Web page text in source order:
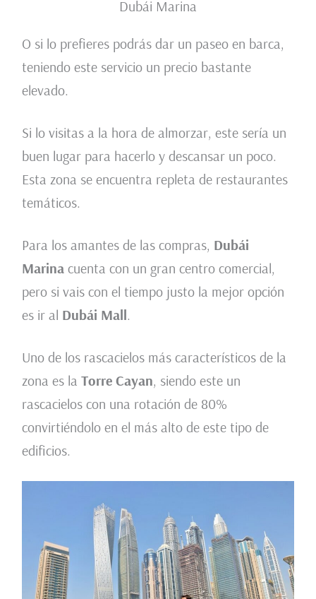
Dubái Marina
O si lo prefieres podrás dar un paseo en barca,
teniendo este servicio un precio bastante
elevado.
Si lo visitas a la hora de almorzar, este sería un
buen lugar para hacerlo y descansar un poco.
Esta zona se encuentra repleta de restaurantes
temáticos.
Para los amantes de las compras, Dubái
Marinacuenta con un gran centro comercial,
pero si vais con el tiempo justo la mejor opción
es ir al Dubái Mall.
Uno de los rascacielos más característicos de la
zona es la Torre Cayan, siendo este un
rascacielos con una rotación de 80%
convirtiéndolo en el más alto de este tipo de
edificios.